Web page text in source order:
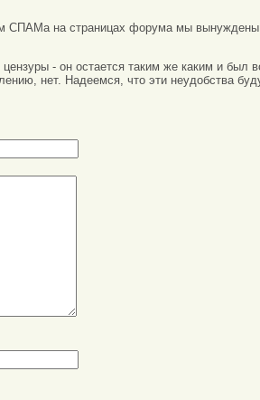
СПАМа на страницах форума мы
цензуры - он остается таким же каким и
нет. Надеемся, что эти неудобства